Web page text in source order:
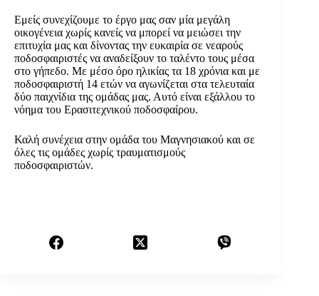
Εμείς συνεχίζουμε το έργο μας σαν μία μεγάλη
οικογένεια χωρίς κανείς να μπορεί να μειώσει την
επιτυχία μας και δίνοντας την ευκαιρία σε νεαρούς
ποδοσφαιριστές να αναδείξουν το ταλέντο τους μέσα
στο γήπεδο. Με μέσο όρο ηλικίας τα 18 χρόνια και με
ποδοσφαιριστή 14 ετών να αγωνίζεται στα τελευταία
δύο παιχνίδια της ομάδας μας. Αυτό είναι εξάλλου το
νόημα του Ερασιτεχνικού ποδοσφαίρου.
Καλή συνέχεια στην ομάδα του Μαγνησιακού και σε
όλες τις ομάδες χωρίς τραυματισμούς
ποδοσφαιριστών.